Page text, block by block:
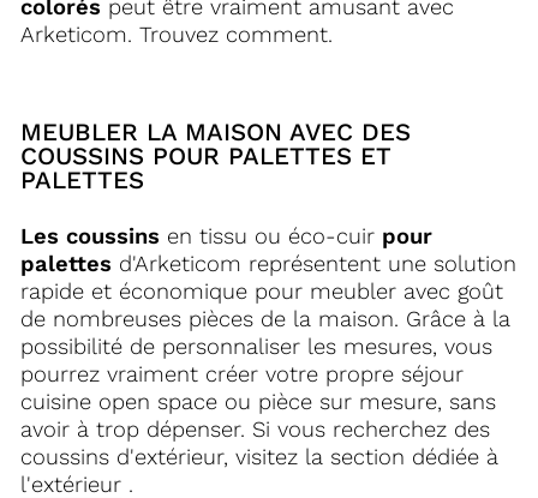
colorés peut être vraiment amusant avec
Arketicom. Trouvez comment.
MEUBLER LA MAISON AVEC DES
COUSSINS POUR PALETTES ET
PALETTES
Les coussins en tissu ou éco-cuir pour
palettes d'Arketicom représentent une solution
rapide et économique pour meubler avec goût
de nombreuses pièces de la maison. Grâce à la
possibilité de personnaliser les mesures, vous
pourrez vraiment créer votre propre séjour
cuisine open space ou pièce sur mesure, sans
avoir à trop dépenser. Si vous recherchez des
coussins d'extérieur, visitez la section dédiée à
l'extérieur .